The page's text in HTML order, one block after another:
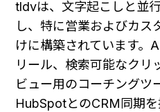
tldvは、文字起こしと並
し、特に営業およびカス
けに構築されています。
リール、検索可能なクリ
ビュー用のコーチングツ
HubSpotとのCRM同期